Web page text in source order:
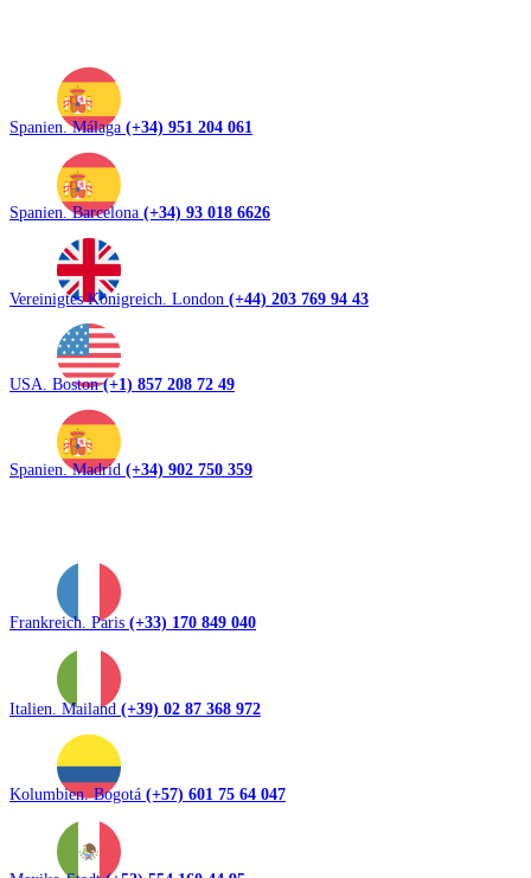
Spanien. Málaga (+34) 951 204 061
Spanien. Barcelona (+34) 93 018 6626
Vereinigtes Königreich. London (+44) 203 769 94 43
USA. Boston(+1) 857 208 72 49
Spanien. Madrid (+34) 902 750 359
Frankreich. Paris (+33) 170 849 040
Italien. Mailand (+39) 02 87 368 972
Kolumbien. Bogotá (+57) 601 75 64 047